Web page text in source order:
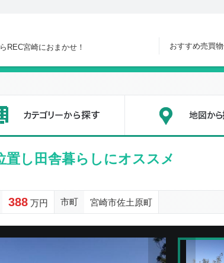
REC宮崎におまかせ！ おすすめ売買
置し田舎暮らしにオススメ
388万円 市町 宮崎市佐土原町
次の物件画像